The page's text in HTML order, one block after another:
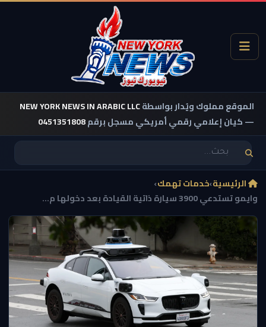
الموقع مملوك ويُدار بواسطةNEW YORK NEWS IN ARABIC LLC
— كيان إعلامي رقمي أمريكي مسجل برقم0451351808
الرئيسية›خدمات تهمك›
وايمو تستدعي 3900 سيارة ذاتية القيادة بعد دخولها م...